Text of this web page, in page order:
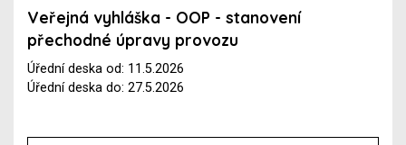
Veřejná vyhláška - OOP - stanovení
přechodné úpravy provozu
Úřední deska od: 11.5.2026
Úřední deska do: 27.5.2026